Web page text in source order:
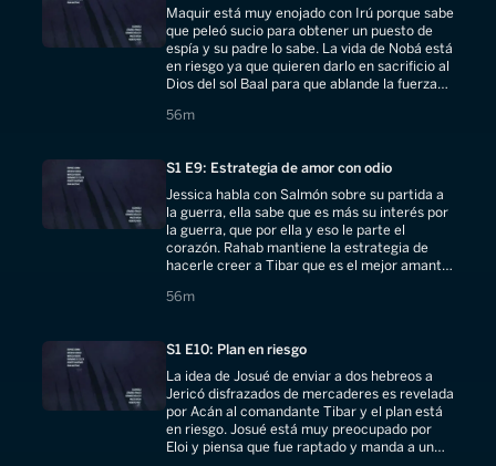
Maquir está muy enojado con Irú porque sabe
que peleó sucio para obtener un puesto de
espía y su padre lo sabe. La vida de Nobá está
en riesgo ya que quieren darlo en sacrificio al
Dios del sol Baal para que ablande la fuerza
56m
56 minutes
S1 E9: Estrategia de amor con odio
Jessica habla con Salmón sobre su partida a
la guerra, ella sabe que es más su interés por
la guerra, que por ella y eso le parte el
corazón. Rahab mantiene la estrategia de
hacerle creer a Tibar que es el mejor amante
56m
56 minutes
S1 E10: Plan en riesgo
La idea de Josué de enviar a dos hebreos a
Jericó disfrazados de mercaderes es revelada
por Acán al comandante Tibar y el plan está
en riesgo. Josué está muy preocupado por
Eloi y piensa que fue raptado y manda a un